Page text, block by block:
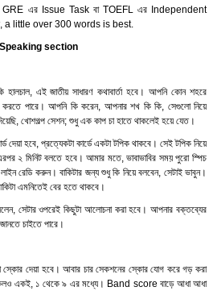
GRE এর Issue Task বা TOEFL এর Independent
a little over 300 words is best.
section
এই জাতীয় সাধারণ কথাবার্তা হবে। আপনি কোন শহরে
পারে। আপনি কি করেন, আপনার শখ কি কি, সেগুলো নিয়ে
খোশগল্প সেশন; শুধু এক কাপ চা হাতে থাকলেই হয়ে যেত।
দেয়া হবে, প্রত্যেকটা কার্ডে একটা টপিক থাকবে। সেই টপিক নিয়ে
২ মিনিট বলতে হবে। আমার মতে, ভাবাভাবির সময় পুরো স্পিচ
রেডি করুন। বাকিটার জন্য শুধু কি নিয়ে বলবেন, সেটাই ভাবুন।
এমনিতেই বের হতে থাকবে।
সেটার ওপরেই কিছুটা আলোচনা করা হবে। আপনার বক্তব্যের
চাইতে পারে।
দেয়া হবে। আবার চার সেকশনের স্কোর যোগ করে গড় করা
একই, ১ থেকে ৯ এর মধ্যে। Band score বাড়ে আধা আধা